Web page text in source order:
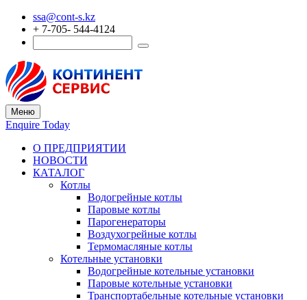
ssa@cont-s.kz
+ 7-705- 544-4124
Меню
Enquire Today
О ПРЕДПРИЯТИИ
НОВОСТИ
КАТАЛОГ
Котлы
Водогрейные котлы
Паровые котлы
Парогенераторы
Воздухогрейные котлы
Термомасляные котлы
Котельные установки
Водогрейные котельные установки
Паровые котельные установки
Транспортабельные котельные установки